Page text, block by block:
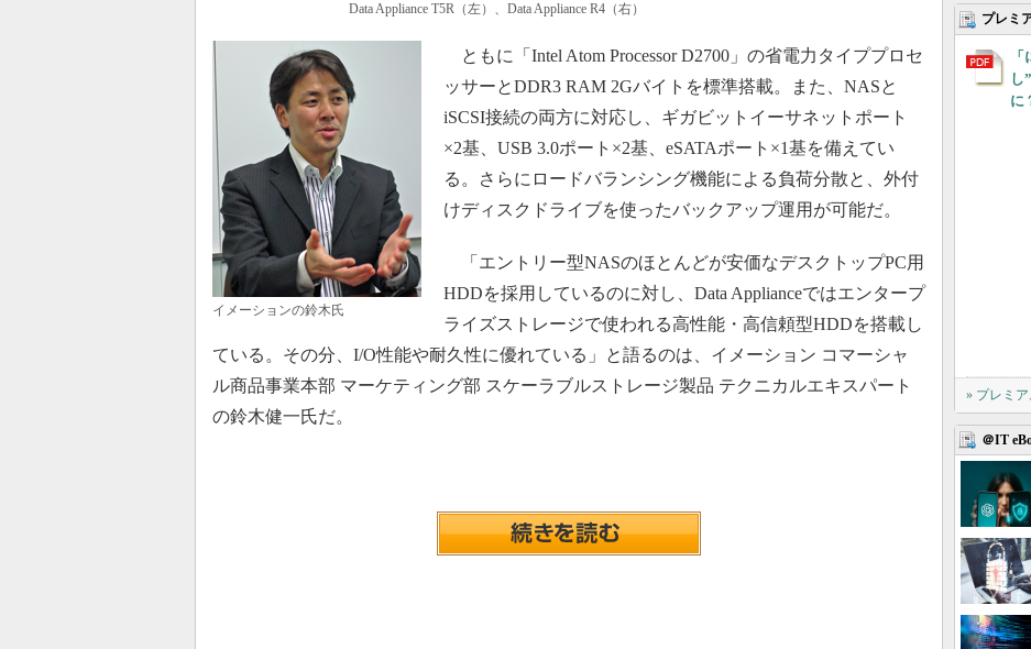
Data Appliance T5R（左）、Data Appliance R4（右）
イメーションの鈴木氏
ともに「Intel Atom Processor D2700」の省電力タイププロセ
ッサーとDDR3 RAM 2Gバイトを標準搭載。また、NASと
iSCSI接続の両方に対応し、ギガビットイーサネットポート
×2基、USB 3.0ポート×2基、eSATAポート×1基を備えてい
る。さらにロードバランシング機能による負荷分散と、外付
けディスクドライブを使ったバックアップ運用が可能だ。
「エントリー型NASのほとんどが安価なデスクトップPC用
HDDを採用しているのに対し、Data Applianceではエンタープ
ライズストレージで使われる高性能・高信頼型HDDを搭載し
ている。その分、I/O性能や耐久性に優れている」と語るのは、イメーション コマーシャ
ル商品事業本部 マーケティング部 スケーラブルストレージ製品 テクニカルエキスパート
の鈴木健一氏だ。
プレミ
し
に
» プレミ
＠IT